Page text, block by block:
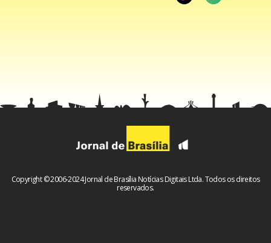
Copyright © 2006-2024 Jornal de Brasília Notícias Digitais Ltda. Todos os direitos
reservados.